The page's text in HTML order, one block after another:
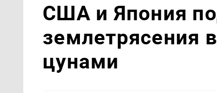
США и Япония
землетрясения
цунами